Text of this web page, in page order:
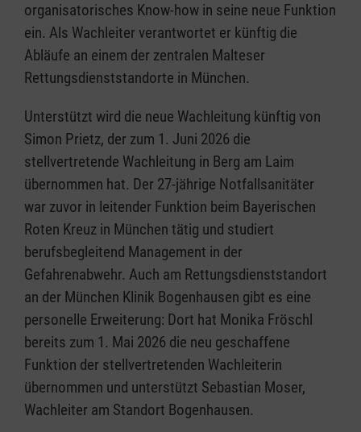
organisatorisches Know-how in seine neue Funktion
ein. Als Wachleiter verantwortet er künftig die
Abläufe an einem der zentralen Malteser
Rettungsdienststandorte in München.
Unterstützt wird die neue Wachleitung künftig von
Simon Prietz, der zum 1. Juni 2026 die
stellvertretende Wachleitung in Berg am Laim
übernommen hat. Der 27-jährige Notfallsanitäter
war zuvor in leitender Funktion beim Bayerischen
Roten Kreuz in München tätig und studiert
berufsbegleitend Management in der
Gefahrenabwehr. Auch am Rettungsdienststandort
an der München Klinik Bogenhausen gibt es eine
personelle Erweiterung: Dort hat Monika Fröschl
bereits zum 1. Mai 2026 die neu geschaffene
Funktion der stellvertretenden Wachleiterin
übernommen und unterstützt Sebastian Moser,
Wachleiter am Standort Bogenhausen.